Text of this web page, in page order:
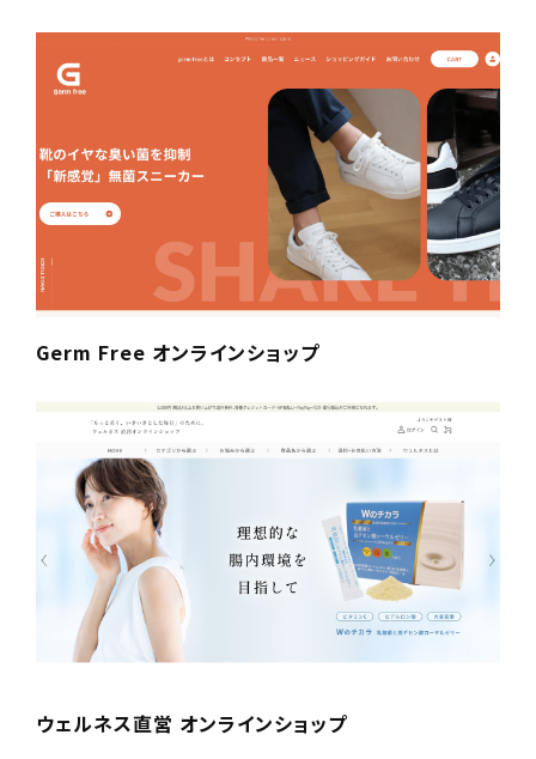
Germ Free オンラインショップ
ウェルネス直営 オンラインショップ